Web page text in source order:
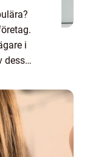
i
dess